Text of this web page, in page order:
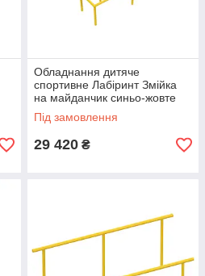
Обладнання дитяче
спортивне Лабіринт Змійка
на майданчик синьо-жовте
Під замовлення
29 420 ₴